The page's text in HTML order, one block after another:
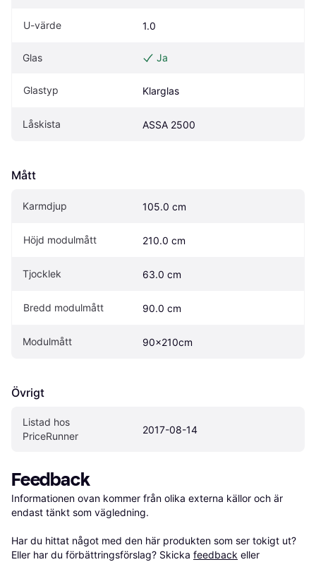
U-värde 1.0
Glas Ja
Glastyp Klarglas
Låskista ASSA 2500
Mått
Karmdjup 105.0 cm
Höjd modulmått 210.0 cm
Tjocklek 63.0 cm
Bredd modulmått 90.0 cm
Modulmått 90x210cm
Övrigt
Listad hos
PriceRunner
2017-08-14
Feedback
Informationen ovan kommer från olika externa källor och är
endast tänkt som vägledning.
Har du hittat något med den här produkten som ser tokigt ut?
Eller har du förbättringsförslag? Skicka feedback eller